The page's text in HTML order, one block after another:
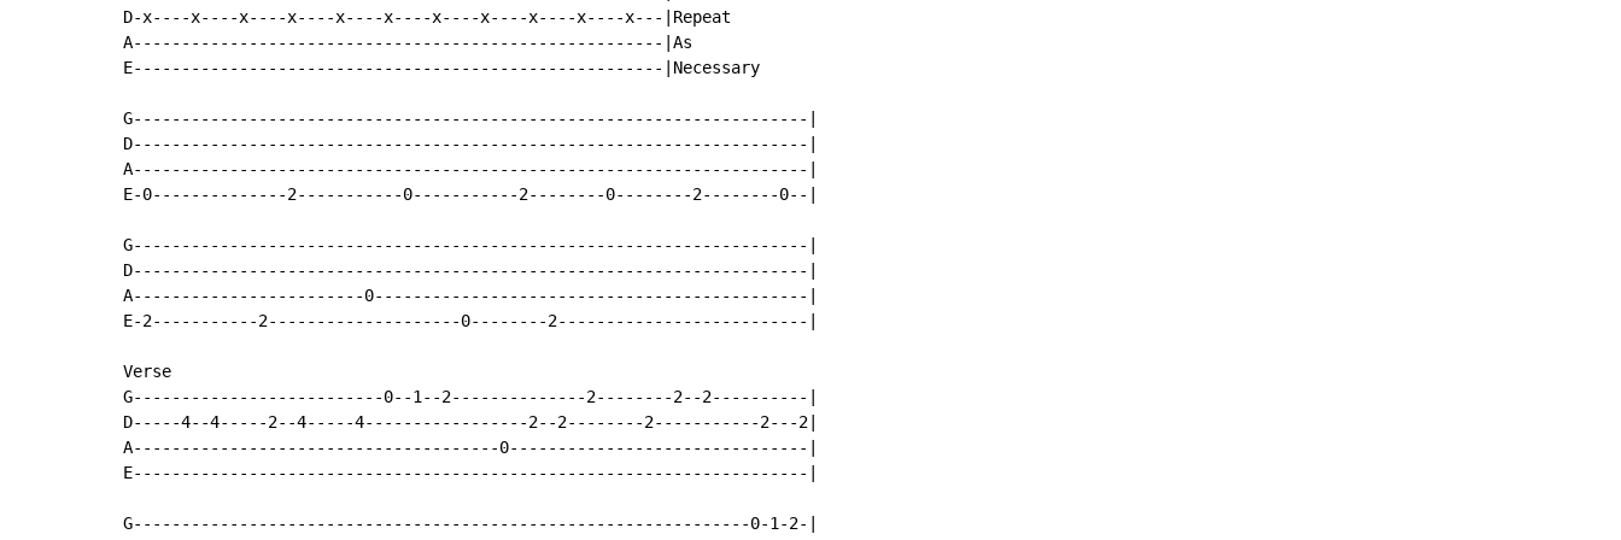
D-x----x----x----x----x----x----x----x----x----x----x---|Repeat
A-------------------------------------------------------|As
E-------------------------------------------------------|Necessary
G----------------------------------------------------------------------|
D----------------------------------------------------------------------|
A----------------------------------------------------------------------|
E-0--------------2-----------0-----------2--------0--------2--------0--|
G----------------------------------------------------------------------|
D----------------------------------------------------------------------|
A------------------------0---------------------------------------------|
E-2-----------2--------------------0--------2--------------------------|
Verse
G--------------------------0--1--2--------------2--------2--2----------|
D-----4--4-----2--4-----4-----------------2--2--------2-----------2---2|
A--------------------------------------0-------------------------------|
E----------------------------------------------------------------------|
G----------------------------------------------------------------0-1-2-|